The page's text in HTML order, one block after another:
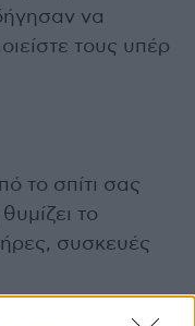
να
τους υπέρ
το σπίτι σας
το
συσκευές
καθημερινά,